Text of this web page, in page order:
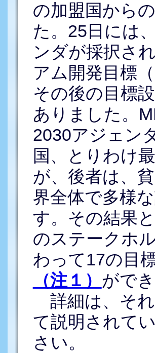
の加盟国から
た。25日には
ンダが採択さ
アム開発目標
その後の目標
ありました。
2030アジェン
国、とりわけ
が、後者は、
界全体で多様
す。その結果
のステークホ
わって17の目
（注１） がで
詳細は、そ
て説明されて
さい。